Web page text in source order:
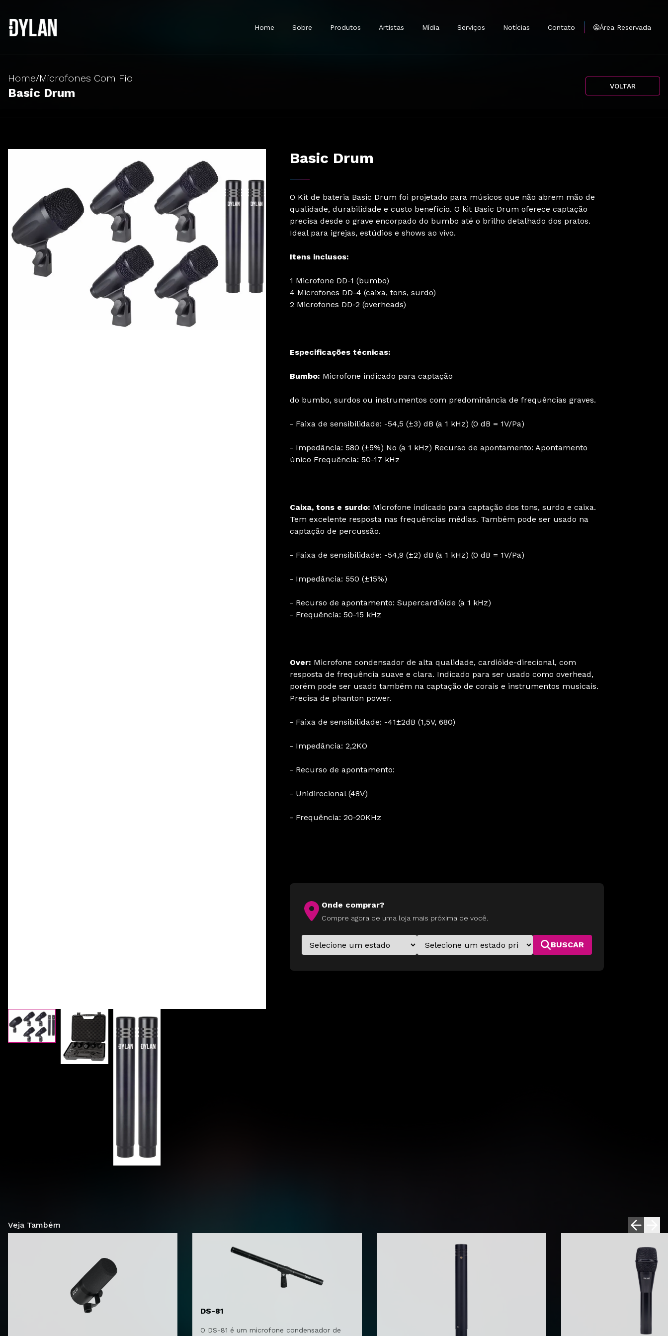
Home Sobre Produtos Artistas Mídia Serviços Notícias Contato Área Reservada
Home/Microfones Com Fio
Basic Drum VOLTAR
Basic Drum
O Kit de bateria Basic Drum foi projetado para músicos que não abrem mão de
qualidade, durabilidade e custo benefício. O kit Basic Drum oferece captação
precisa desde o grave encorpado do bumbo até o brilho detalhado dos pratos.
Ideal para igrejas, estúdios e shows ao vivo.
Itens inclusos:
1 Microfone DD-1 (bumbo)
4 Microfones DD-4 (caixa, tons, surdo)
2 Microfones DD-2 (overheads)
Especificações técnicas:
Bumbo: Microfone indicado para captação
do bumbo, surdos ou instrumentos com predominância de frequências graves.
- Faixa de sensibilidade: -54,5 (±3) dB (a 1 kHz) (0 dB = 1V/Pa)
- Impedância: 580 (±5%) No (a 1 kHz) Recurso de apontamento: Apontamento
único Frequência: 50-17 kHz
Caixa, tons e surdo: Microfone indicado para captação dos tons, surdo e caixa.
Tem excelente resposta nas frequências médias. Também pode ser usado na
captação de percussão.
- Faixa de sensibilidade: -54,9 (±2) dB (a 1 kHz) (0 dB = 1V/Pa)
- Impedância: 550 (±15%)
- Recurso de apontamento: Supercardióide (a 1 kHz)
- Frequência: 50-15 kHz
Over: Microfone condensador de alta qualidade, cardióide-direcional, com
resposta de frequência suave e clara. Indicado para ser usado como overhead,
porém pode ser usado também na captação de corais e instrumentos musicais.
Precisa de phanton power.
- Faixa de sensibilidade: -41±2dB (1,5V, 680)
- Impedância: 2,2KO
- Recurso de apontamento:
- Unidirecional (48V)
- Frequência: 20-20KHz
Onde comprar?
Compre agora de uma loja mais próxima de você.
BUSCAR
Veja Também
DS-81
O DS-81 é um microfone condensador de